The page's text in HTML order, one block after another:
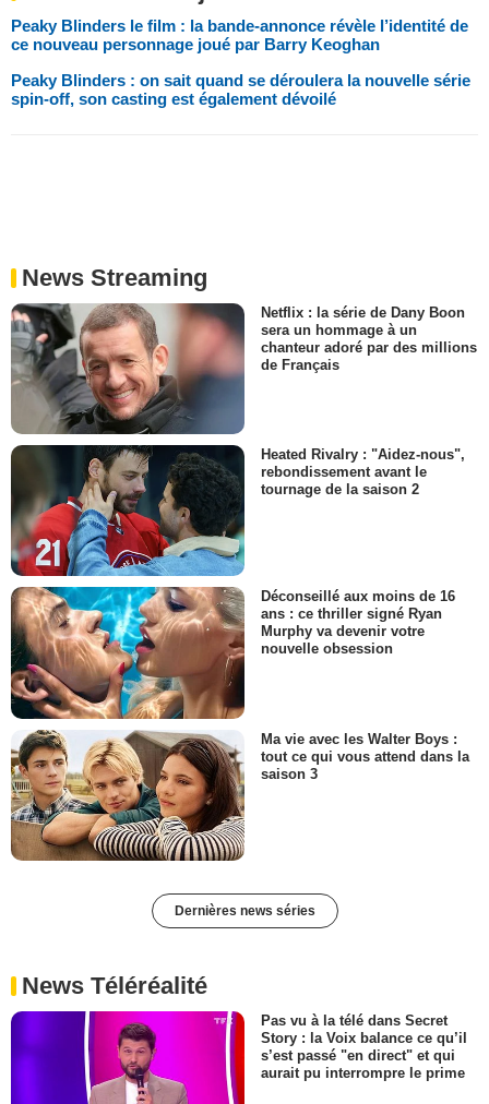
Peaky Blinders le film : la bande-annonce révèle l’identité de
ce nouveau personnage joué par Barry Keoghan
Peaky Blinders : on sait quand se déroulera la nouvelle série
spin-off, son casting est également dévoilé
News Streaming
Netflix : la série de Dany Boon
sera un hommage à un
chanteur adoré par des millions
de Français
Heated Rivalry : "Aidez-nous",
rebondissement avant le
tournage de la saison 2
Déconseillé aux moins de 16
ans : ce thriller signé Ryan
Murphy va devenir votre
nouvelle obsession
Ma vie avec les Walter Boys :
tout ce qui vous attend dans la
saison 3
Dernières news séries
News Téléréalité
Pas vu à la télé dans Secret
Story : la Voix balance ce qu’il
s’est passé "en direct" et qui
aurait pu interrompre le prime